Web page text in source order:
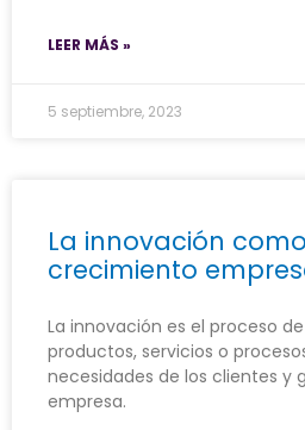
LEER MÁS »
5 septiembre, 2023
La innovación
crecimiento
La innovación es el proceso
productos, servicios o
necesidades de los clientes y
empresa.